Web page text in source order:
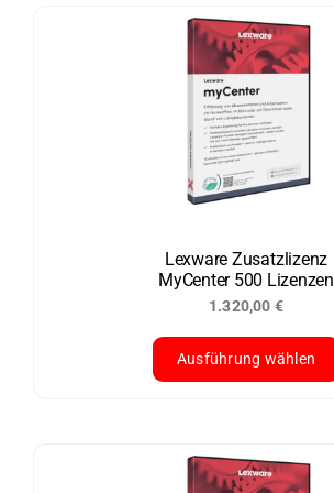
weist
mehrere
Varianten
Optionen
können
der
Produktseite
gewählt
werden
Lexware Zusatzlizenz
MyCenter 500 Lizenzen
1.320,00 €
Ausführung wählen
weist
mehrere